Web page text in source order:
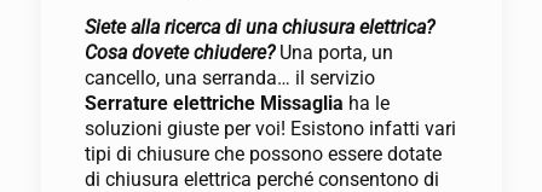
Siete alla ricerca di una chiusura elettrica?
Cosa dovete chiudere?Una porta, un
cancello, una serranda… il servizio
Serrature elettriche Missaglia ha le
soluzioni giuste per voi! Esistono infatti vari
tipi di chiusure che possono essere dotate
di chiusura elettrica perché consentono di